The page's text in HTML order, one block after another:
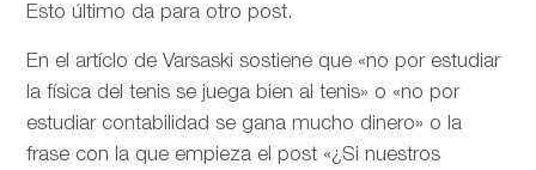
Esto último da para otro post.
En el artíclo deVarsaski sostiene que «no por estudiar
la física del tenis se juega bien al tenis» o «no por
estudiar contabilidad se gana mucho dinero» o la
frase con la que empieza el post «¿Si nuestros